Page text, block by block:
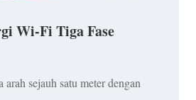
Wi-Fi Tiga Fase
arah sejauh satu meter dengan